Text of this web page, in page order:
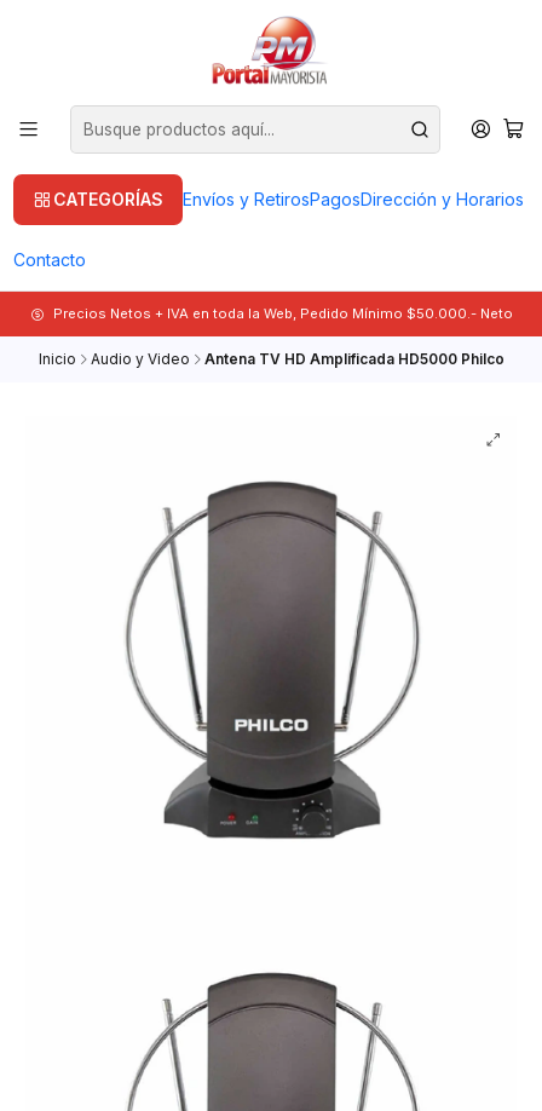
CATEGORÍAS Envíos y RetirosPagosDirección y Horarios
Contacto
Precios Netos + IVA en toda la Web, Pedido Mínimo $50.000.- Neto
Inicio Audio y Video Antena TV HD Amplificada HD5000 Philco